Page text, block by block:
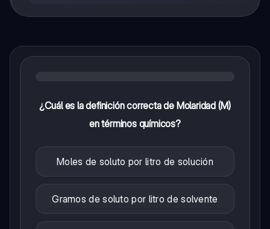
¿Cuál es la definición correcta de Molaridad (M)
en términos químicos?
Moles de soluto por litro de solución
Gramos de soluto por litro de solvente